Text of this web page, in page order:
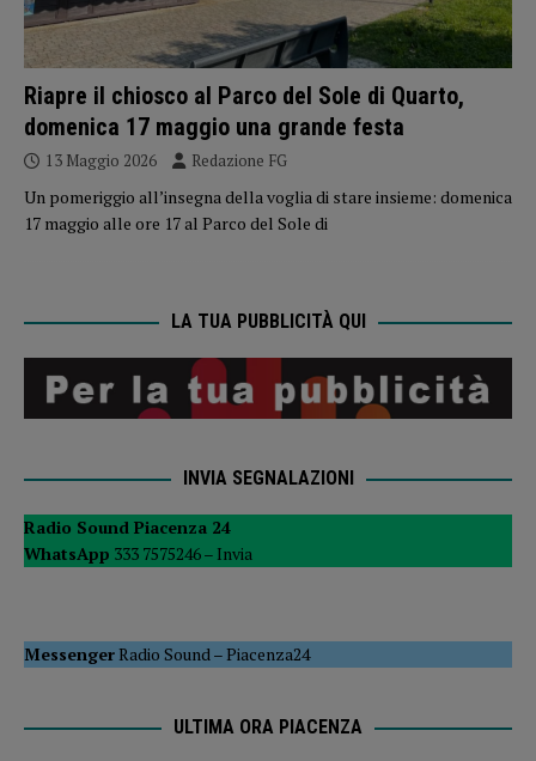
Riapre il chiosco al Parco del Sole di Quarto,
domenica 17 maggio una grande festa
13 Maggio 2026 Redazione FG
Un pomeriggio all’insegna della voglia di stare insieme: domenica
17 maggio alle ore 17 al Parco del Sole di
LA TUA PUBBLICITÀ QUI
INVIA SEGNALAZIONI
Radio Sound Piacenza 24
WhatsApp 333 7575246 – Invia
MessengerRadio Sound–Piacenza24
ULTIMA ORA PIACENZA